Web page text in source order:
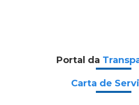
Portal da
Carta de